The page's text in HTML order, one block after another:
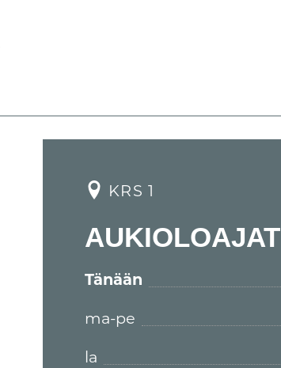
KRS 1
AUKIOLOAJAT
Tänään
ma-pe
la